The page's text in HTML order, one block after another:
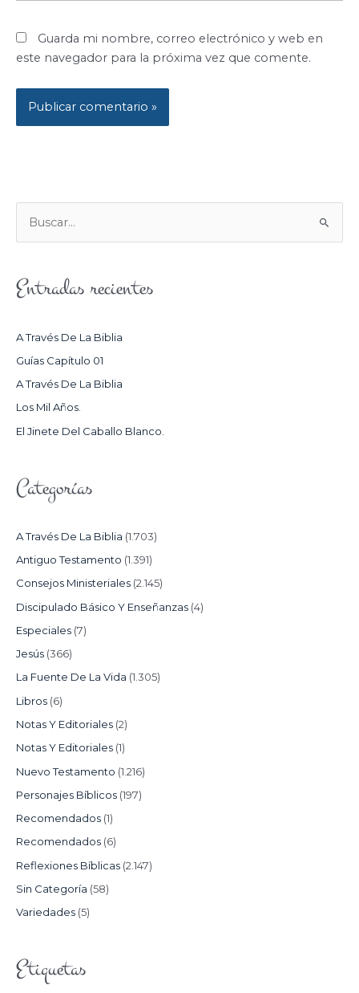
Guarda mi nombre, correo electrónico y web en
este navegador para la próxima vez que comente.
U
C
R
:
Entradas recientes
A Través De La Biblia
Guías Capítulo 01
A Través De La Biblia
Los Mil Años.
El Jinete Del Caballo Blanco.
Categorías
A Través De La Biblia (1.703)
Antiguo Testamento (1.391)
Consejos Ministeriales (2.145)
Discipulado Básico Y Enseñanzas (4)
Especiales (7)
Jesús (366)
La Fuente De La Vida (1.305)
Libros (6)
Notas Y Editoriales (2)
Notas Y Editoriales (1)
Nuevo Testamento (1.216)
Personajes Bíblicos (197)
Recomendados (1)
Recomendados (6)
Reflexiones Bíblicas (2.147)
Sin Categoría (58)
Variedades (5)
Etiquetas